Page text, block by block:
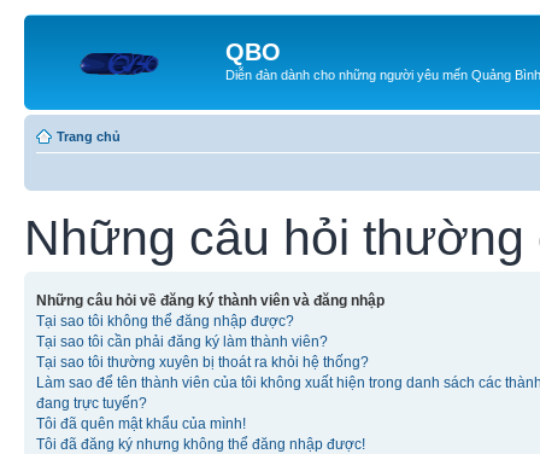
QBO
Diễn đàn dành cho những người yêu mến Quảng Bình
Trang chủ
Những câu hỏi thường
Những câu hỏi về đăng ký thành viên và đăng nhập
Tại sao tôi không thể đăng nhập được?
Tại sao tôi cần phải đăng ký làm thành viên?
Tại sao tôi thường xuyên bị thoát ra khỏi hệ thống?
Làm sao để tên thành viên của tôi không xuất hiện trong danh sách các
đang trực tuyến?
Tôi đã quên mật khẩu của mình!
Tôi đã đăng ký nhưng không thể đăng nhập được!